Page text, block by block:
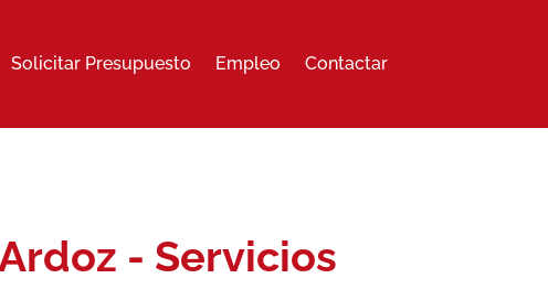
Solicitar Presupuesto Empleo Contactar
- Servicios